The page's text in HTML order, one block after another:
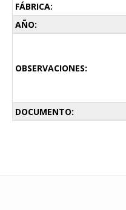
FÁBRICA:
AÑO:
OBSERVACIONES:
DOCUMENTO: